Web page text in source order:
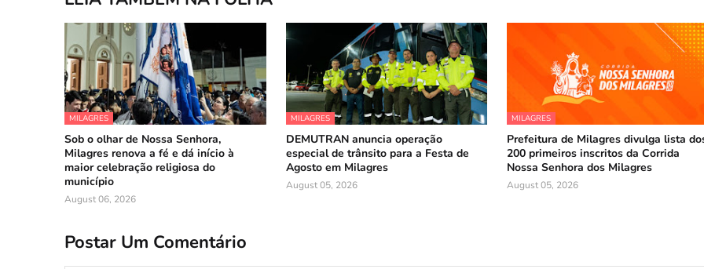
MILAGRES
Sob o olhar de Nossa Senhora,
Milagres renova a fé e dá início à
maior celebração religiosa do
município
August 06, 2026
MILAGRES
DEMUTRAN anuncia operação
especial de trânsito para a Festa de
Agosto em Milagres
August 05, 2026
MILAGRES
Prefeitura de Milagres divulga lista
200 primeiros inscritos da Corrida
Nossa Senhora dos Milagres
August 05, 2026
Postar Um Comentário